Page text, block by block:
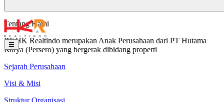
Tentang Kami
PT HK Realtindo merupakan Anak Perusahaan dari PT Hutama
Karya (Persero) yang bergerak dibidang properti
Sejarah Perusahaan
Visi & Misi
Struktur Organisasi